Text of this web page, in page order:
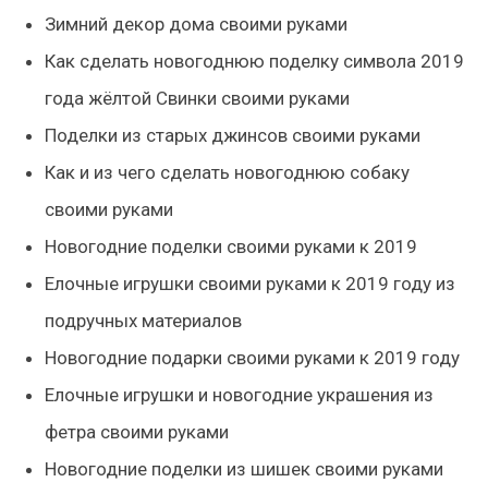
Зимний декор дома своими руками
Как сделать новогоднюю поделку символа 2019
года жёлтой Свинки своими руками
Поделки из старых джинсов своими руками
Как и из чего сделать новогоднюю собаку
своими руками
Новогодние поделки своими руками к 2019
Елочные игрушки своими руками к 2019 году из
подручных материалов
Новогодние подарки своими руками к 2019 году
Елочные игрушки и новогодние украшения из
фетра своими руками
Новогодние поделки из шишек своими руками